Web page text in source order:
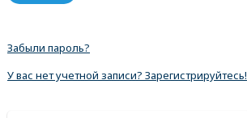
Забыли пароль?
У вас нет учетной записи? Зарегистрируйтесь!